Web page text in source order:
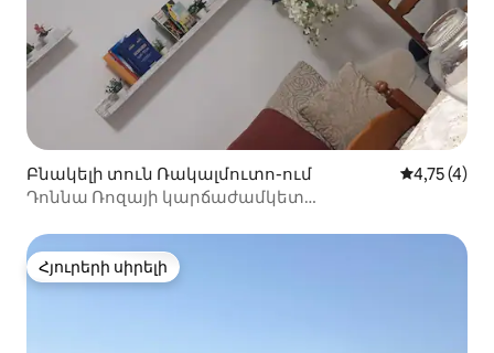
Բնակելի տուն Ռակալմուտո-ում Միջին
4,75 (4)
Դոննա Ռոզայի կարճաժամկետ
Հյուրերի սիրելի
Հյուրերի սիրելի